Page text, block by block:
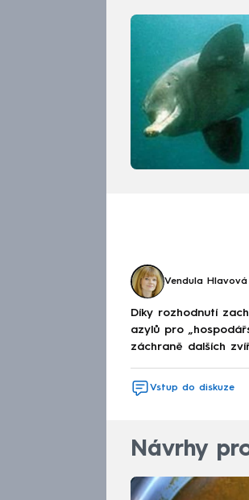
Vendula Hlavová
Díky rozhodnutí
azylů pro
záchraně dalších
Vstup do diskuze
Návrhy